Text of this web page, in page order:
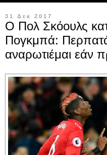
31 Δεκ 2017
Ο Πολ Σκόουλς
Πογκμπά:
αναρωτιέμαι εάν